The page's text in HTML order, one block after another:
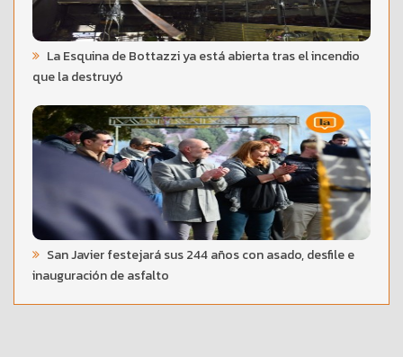
La Esquina de Bottazzi ya está abierta tras el incendio
que la destruyó
San Javier festejará sus 244 años con asado, desfile e
inauguración de asfalto